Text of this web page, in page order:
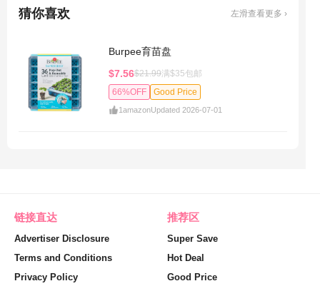
猜你喜欢 左滑查看更多 ›
Burpee育苗盘
$7.56$21.99满$35包邮
66%OFF
Good Price
1amazonUpdated 2026-07-01
链接直达
Advertiser Disclosure
Terms and Conditions
Privacy Policy
推荐区
Super Save
Hot Deal
Good Price